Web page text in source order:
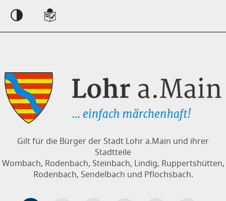
Gilt für die Bürger der Stadt Lohr a.Main und ihrer
Stadtteile
Wombach, Rodenbach, Steinbach, Lindig, Ruppertshütten,
Rodenbach, Sendelbach und Pflochsbach.